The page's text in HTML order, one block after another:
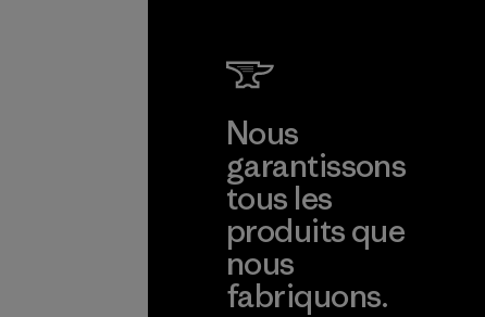
Nous
garantissons
tous les
produits que
nous
fabriquons.